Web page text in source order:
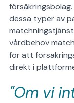
dessa typer av
vårdbehov
för att
direkt i
"Om vi